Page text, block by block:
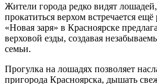
Жители города редко видят
прокатиться верхом встречается
«Новая заря» в Красноярске
верховой езды, создавая
семьи.
Прогулка на лошадях позволяет
пригорода Красноярска, дышать